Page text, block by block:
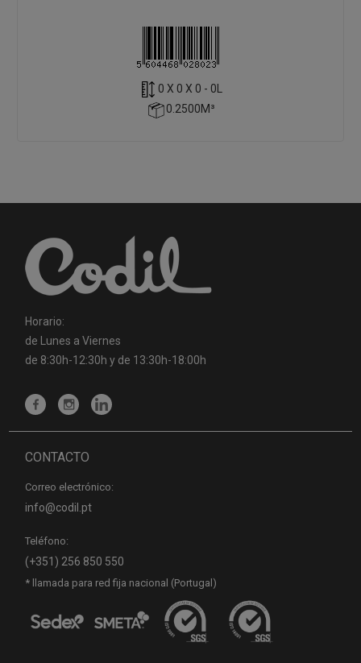
0 X 0 X 0 - 0L
0.2500M³
Horario:
de Lunes a Viernes
de 8:30h-12:30h y de 13:30h-18:00h
CONTACTO
Correo electrónico:
info@codil.pt
Teléfono:
(+351) 256 850 550
* llamada para red fija nacional (Portugal)